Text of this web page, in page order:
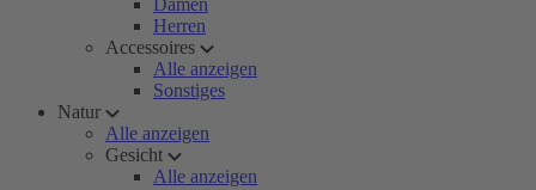
Damen
Herren
Accessoires
Alle anzeigen
Sonstiges
Natur
Alle anzeigen
Gesicht
Alle anzeigen